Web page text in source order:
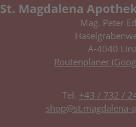
St. Magdalena
Mag. Peter
A-4040 Linz
Routenplaner
Tel. +43 / 732 /
shop@st.magdalena-